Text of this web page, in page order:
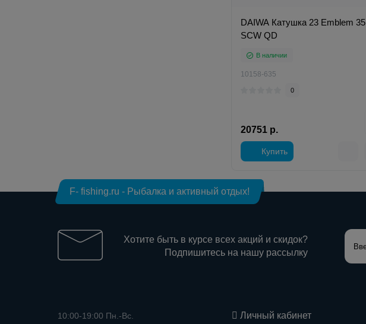
DAIWA Катушка 23 Emblem 35
SCW QD
В наличии
10158-635
0
20751 р.
Купить
F- fishing.ru - Рыбалка и активный отдых!
Хотите быть в курсе всех акций и скидок?
Подпишитесь на нашу рассылку
10:00-19:00 Пн.-Вс. Личный кабинет